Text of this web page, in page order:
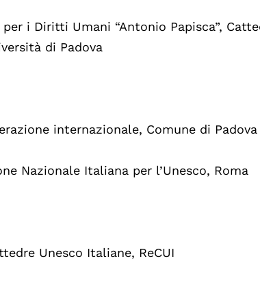
i Diritti Umani “Antonio Papisca”,
di Padova
internazionale, Comune di Padova
Nazionale Italiana per l’Unesco, Roma
Unesco Italiane, ReCUI